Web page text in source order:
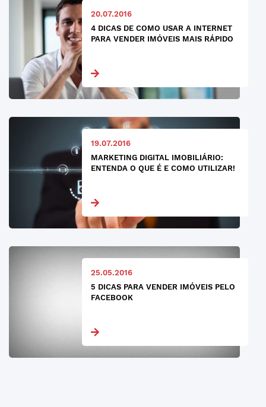
20.07.2016
4 DICAS DE COMO USAR A INTERNET
PARA VENDER IMÓVEIS MAIS RÁPIDO
19.07.2016
MARKETING DIGITAL IMOBILIÁRIO:
ENTENDA O QUE É E COMO UTILIZAR!
25.05.2016
5 DICAS PARA VENDER IMÓVEIS PELO
FACEBOOK